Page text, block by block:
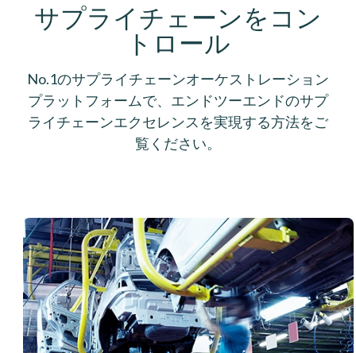
サプライチェーンをコン
トロール
No.1のサプライチェーンオーケストレーション
プラットフォームで、エンドツーエンドのサプ
ライチェーンエクセレンスを実現する方法をご
覧ください。